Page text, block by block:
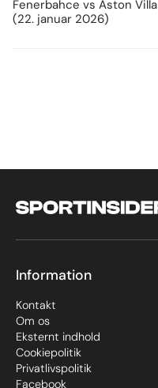
Fenerbahce vs Aston
(22. januar 2026)
Information
Kontakt
Om os
Eksternt indhold
Cookiepolitik
Privatlivspolitik
Facebook